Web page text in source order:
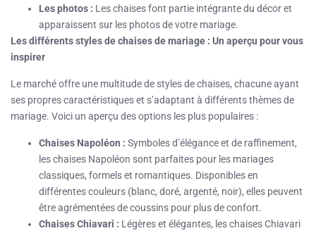
Les photos : Les chaises font partie intégrante du décor et
apparaissent sur les photos de votre mariage.
Les différents styles de chaises de mariage : Un aperçu pour vous
inspirer
Le marché offre une multitude de styles de chaises, chacune ayant
ses propres caractéristiques et s’adaptant à différents thèmes de
mariage. Voici un aperçu des options les plus populaires :
Chaises Napoléon : Symboles d’élégance et de raffinement,
les chaises Napoléon sont parfaites pour les mariages
classiques, formels et romantiques. Disponibles en
différentes couleurs (blanc, doré, argenté, noir), elles peuvent
être agrémentées de coussins pour plus de confort.
Chaises Chiavari : Légères et élégantes, les chaises Chiavari